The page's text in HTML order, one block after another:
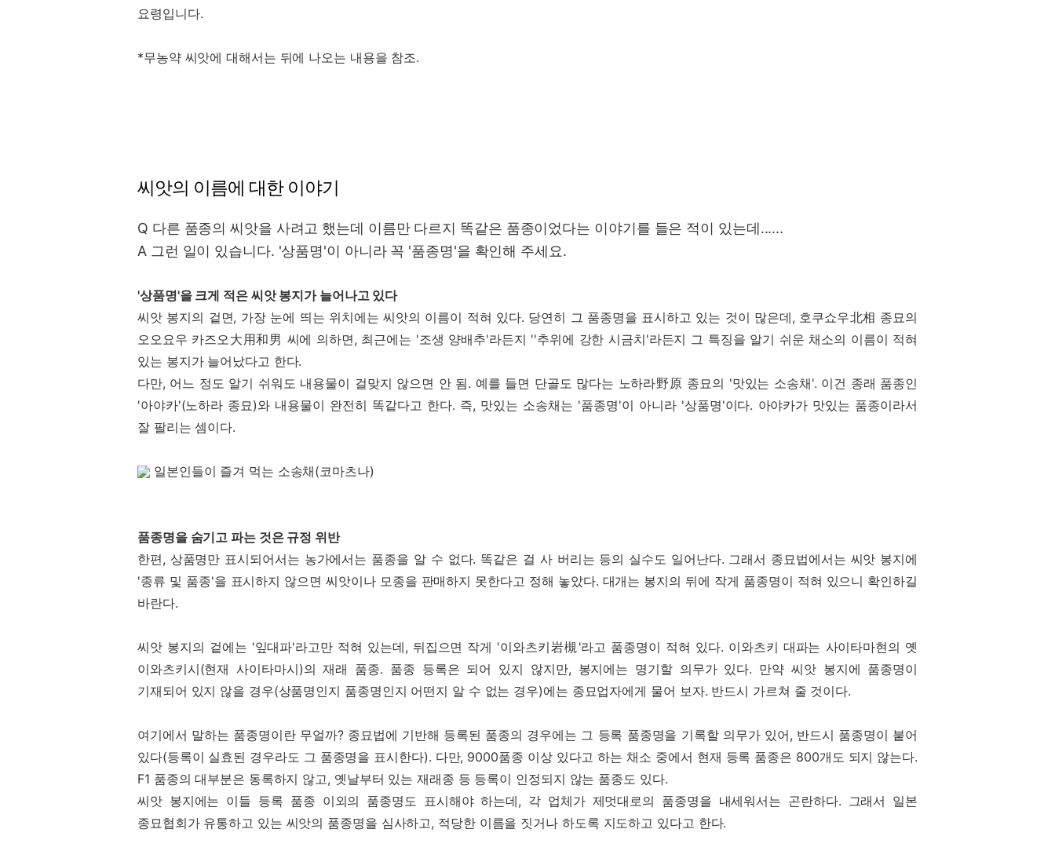
요령입니다.
*무농약 씨앗에 대해서는 뒤에 나오는 내용을 참조.
씨앗의 이름에 대한 이야기
Q 다른 품종의 씨앗을 사려고 했는데 이름만 다르지 똑같은 품종이었다는 이야기를 들은 적이 있는데......
A 그런 일이 있습니다. '상품명'이 아니라 꼭 '품종명'을 확인해 주세요.
'상품명'을 크게 적은 씨앗 봉지가 늘어나고 있다
씨앗 봉지의 겉면, 가장 눈에 띄는 위치에는 씨앗의 이름이 적혀 있다. 당연히 그 품종명을 표시하고 있는 것이 많은데, 호쿠쇼우北相 종묘의
오오요우 카즈오大用和男 씨에 의하면, 최근에는 '조생 양배추'라든지 ''추위에 강한 시금치'라든지 그 특징을 알기 쉬운 채소의 이름이 적혀
있는 봉지가 늘어났다고 한다.
다만, 어느 정도 알기 쉬워도 내용물이 걸맞지 않으면 안 됨. 예를 들면 단골도 많다는 노하라野原 종묘의 '맛있는 소송채'. 이건 종래 품종인
'아야카'(노하라 종묘)와 내용물이 완전히 똑같다고 한다. 즉, 맛있는 소송채는 '품종명'이 아니라 '상품명'이다. 아야카가 맛있는 품종이라서
잘 팔리는 셈이다.
일본인들이 즐겨 먹는 소송채(코마츠나)
품종명을 숨기고 파는 것은 규정 위반
한편, 상품명만 표시되어서는 농가에서는 품종을 알 수 없다. 똑같은 걸 사 버리는 등의 실수도 일어난다. 그래서 종묘법에서는 씨앗 봉지에
'종류 및 품종'을 표시하지 않으면 씨앗이나 모종을 판매하지 못한다고 정해 놓았다. 대개는 봉지의 뒤에 작게 품종명이 적혀 있으니 확인하길
바란다.
씨앗 봉지의 겉에는 '잎대파'라고만 적혀 있는데, 뒤집으면 작게 '이와츠키岩槻'라고 품종명이 적혀 있다. 이와츠키 대파는 사이타마현의 옛
이와츠키시(현재 사이타마시)의 재래 품종. 품종 등록은 되어 있지 않지만, 봉지에는 명기할 의무가 있다. 만약 씨앗 봉지에 품종명이
기재되어 있지 않을 경우(상품명인지 품종명인지 어떤지 알 수 없는 경우)에는 종묘업자에게 물어 보자. 반드시 가르쳐 줄 것이다.
여기에서 말하는 품종명이란 무얼까? 종묘법에 기반해 등록된 품종의 경우에는 그 등록 품종명을 기록할 의무가 있어, 반드시 품종명이 붙어
있다(등록이 실효된 경우라도 그 품종명을 표시한다). 다만, 9000품종 이상 있다고 하는 채소 중에서 현재 등록 품종은 800개도 되지 않는다.
F1 품종의 대부분은 동록하지 않고, 옛날부터 있는 재래종 등 등록이 인정되지 않는 품종도 있다.
씨앗 봉지에는 이들 등록 품종 이외의 품종명도 표시해야 하는데, 각 업체가 제멋대로의 품종명을 내세워서는 곤란하다. 그래서 일본
종묘협회가 유통하고 있는 씨앗의 품종명을 심사하고, 적당한 이름을 짓거나 하도록 지도하고 있다고 한다.